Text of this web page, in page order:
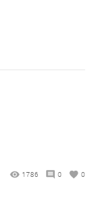
1786 0 0